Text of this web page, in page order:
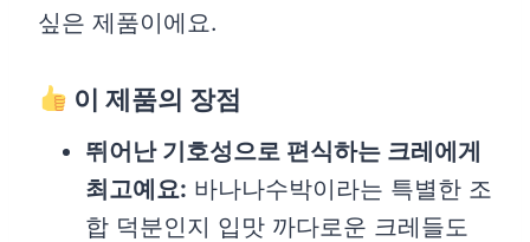
싶은 제품이에요.
이 제품의 장점
뛰어난 기호성으로 편식하는 크레에게
최고예요: 바나나수박이라는 특별한 조
합 덕분인지 입맛 까다로운 크레들도